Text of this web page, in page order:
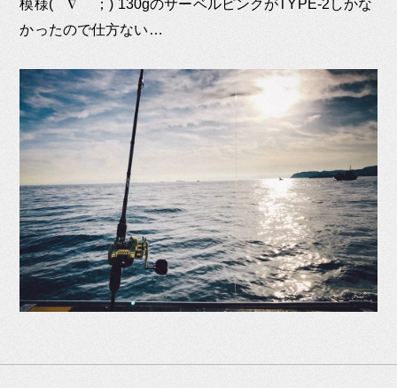
模様(￣∇￣ ；) 130gのサーベルピンクがTYPE-2しかな
かったので仕方ない…